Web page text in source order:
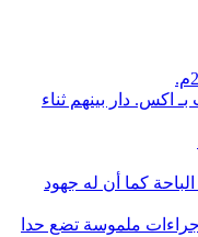
اكس. دار بينهم ثناء
كما أن له جهود
ملموسة تضع حدا